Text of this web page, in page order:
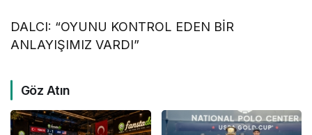
DALCI: “OYUNU KONTROL EDEN BİR
ANLAYIŞIMIZ VARDI”
Göz Atın